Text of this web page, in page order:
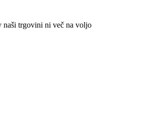
naši trgovini ni več na voljo